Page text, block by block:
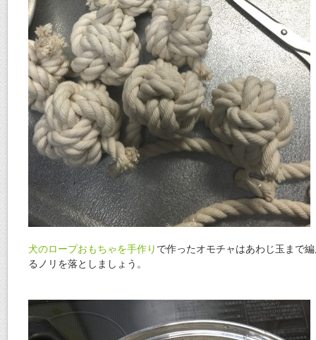
犬のロープおもちゃを手作り で作ったオモチャはあわじ玉まで
るノリを落としましょう。